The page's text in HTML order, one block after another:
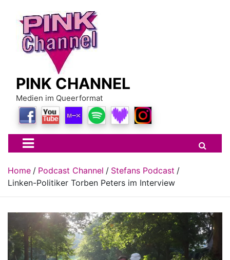
content
PINK CHANNEL
Medien im Queerformat
Home Podcast Channel
Stefans Podcast
Linken-Politiker Torben Peters im Interview